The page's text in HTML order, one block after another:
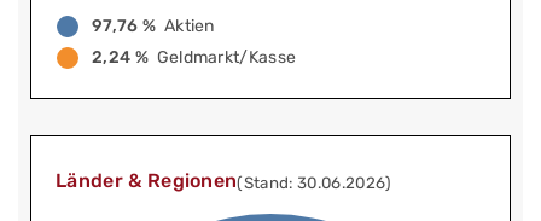
97,76 % Aktien
2,24 % Geldmarkt/Kasse
Länder & Regionen(Stand: 30.06.2026)